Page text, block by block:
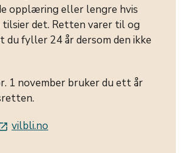
opplæring eller lengre hvis
det. Retten varer til og
du fyller 24 år dersom den ikke
1 november bruker du ett år
vilbli.no